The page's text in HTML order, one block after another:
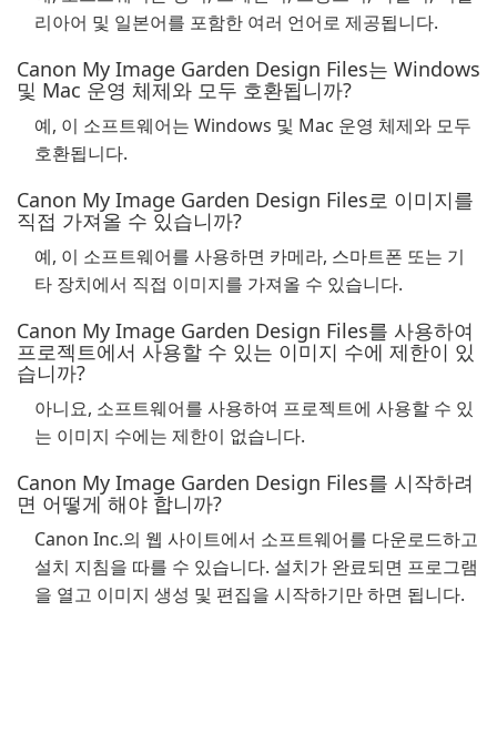
리아어 및 일본어를 포함한 여러 언어로 제공됩니다.
Canon My Image Garden Design Files는 Windows
및 Mac 운영 체제와 모두 호환됩니까?
예, 이 소프트웨어는 Windows 및 Mac 운영 체제와 모두
호환됩니다.
Canon My Image Garden Design Files로 이미지를
직접 가져올 수 있습니까?
예, 이 소프트웨어를 사용하면 카메라, 스마트폰 또는 기
타 장치에서 직접 이미지를 가져올 수 있습니다.
Canon My Image Garden Design Files를 사용하여
프로젝트에서 사용할 수 있는 이미지 수에 제한이 있
습니까?
아니요, 소프트웨어를 사용하여 프로젝트에 사용할 수 있
는 이미지 수에는 제한이 없습니다.
Canon My Image Garden Design Files를 시작하려
면 어떻게 해야 합니까?
Canon Inc.의 웹 사이트에서 소프트웨어를 다운로드하고
설치 지침을 따를 수 있습니다. 설치가 완료되면 프로그램
을 열고 이미지 생성 및 편집을 시작하기만 하면 됩니다.